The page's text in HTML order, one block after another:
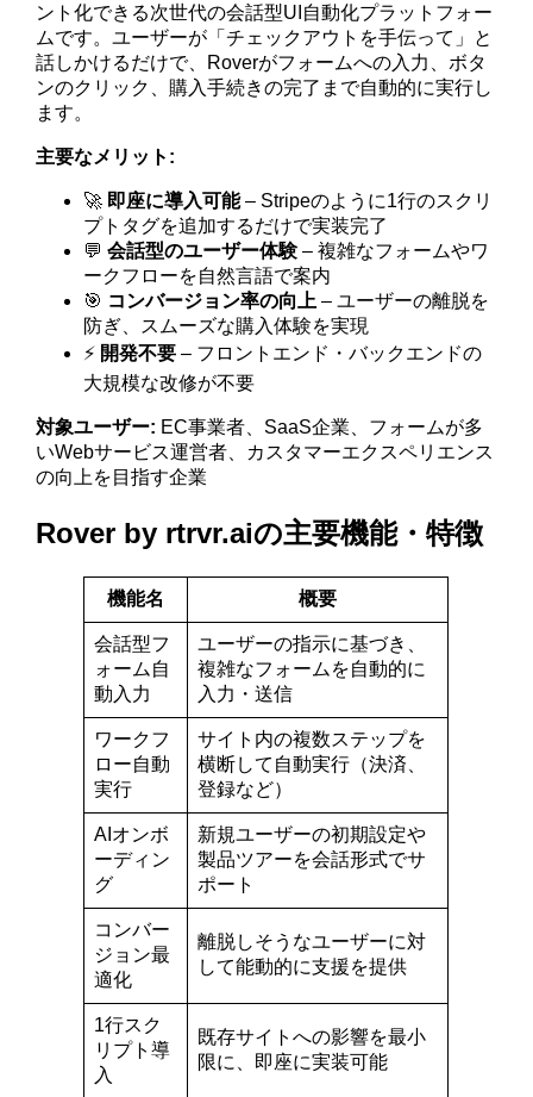
ント化できる次世代の会話型UI自動化プラットフォー
ムです。ユーザーが「チェックアウトを手伝って」と
話しかけるだけで、Roverがフォームへの入力、ボタ
ンのクリック、購入手続きの完了まで自動的に実行し
ます。
主要なメリット:
🚀 即座に導入可能– Stripeのように1行のスクリ
プトタグを追加するだけで実装完了
💬会話型のユーザー体験– 複雑なフォームやワ
ークフローを自然言語で案内
🎯 コンバージョン率の向上 – ユーザーの離脱を
防ぎ、スムーズな購入体験を実現
⚡ 開発不要 – フロントエンド・バックエンドの
大規模な改修が不要
対象ユーザー: EC事業者、SaaS企業、フォームが多
いWebサービス運営者、カスタマーエクスペリエンス
の向上を目指す企業
Rover by rtrvr.aiの主要機能・特徴
機能名 概要
会話型フ
ォーム自
動入力
ユーザーの指示に基づき、
複雑なフォームを自動的に
入力・送信
ワークフ
ロー自動
実行
サイト内の複数ステップを
横断して自動実行（決済、
登録など）
AIオンボ
ーディン
グ
新規ユーザーの初期設定や
製品ツアーを会話形式でサ
ポート
コンバー
ジョン最
適化
離脱しそうなユーザーに対
して能動的に支援を提供
1行スク
リプト導
入
既存サイトへの影響を最小
限に、即座に実装可能